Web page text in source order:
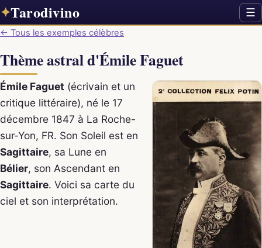
✦Tarodivino ☰
← Tous les exemples célèbres
Thème astral d'Émile Faguet
Émile Faguet (écrivain et un
critique littéraire), né le 17
décembre 1847 à La Roche-
sur-Yon, FR. Son Soleil est en
Sagittaire, sa Lune en
Bélier, son Ascendant en
Sagittaire. Voici sa carte du
ciel et son interprétation.